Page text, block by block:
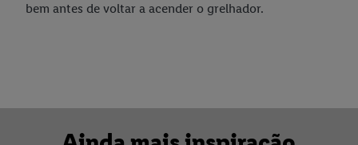
bem antes de voltar a acender o grelhador.